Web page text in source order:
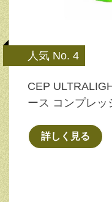
人気 No. 4
CEP
ース コンプレ
詳しく見る